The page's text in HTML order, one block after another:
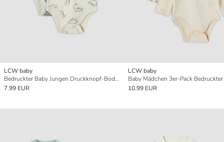
LCW baby
Bedruckter Baby Jungen Druckknopf-Body 2er-Pack
7.99 EUR
LCW baby
10.99 EUR